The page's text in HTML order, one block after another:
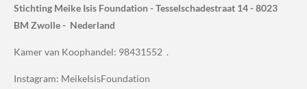
Stichting Meike Isis Foundation - Tesselschadestraat 14 - 8023
BM Zwolle - Nederland
Kamer van Koophandel: 98431552 .
Instagram: MeikeIsisFoundation